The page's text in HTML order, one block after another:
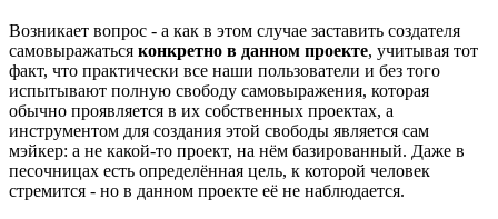
Возникает вопрос - а как в этом случае заставить создателя
самовыражаться конкретно в данном проекте, учитывая тот
факт, что практически все наши пользователи и без того
испытывают полную свободу самовыражения, которая
обычно проявляется в их собственных проектах, а
инструментом для создания этой свободы является сам
мэйкер: а не какой-то проект, на нём базированный. Даже в
песочницах есть определённая цель, к которой человек
стремится - но в данном проекте её не наблюдается.